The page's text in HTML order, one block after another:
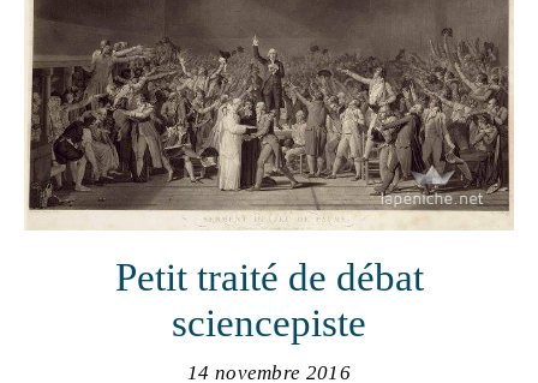
Petit traité de débat
sciencepiste
14 novembre 2016